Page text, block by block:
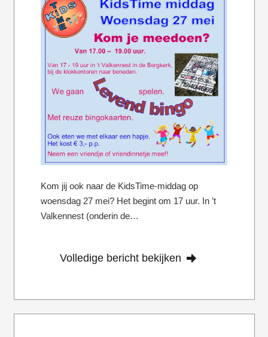
Kom jij ook naar de KidsTime-middag op
woensdag 27 mei? Het begint om 17 uur. In ’t
Valkennest (onderin de…
Volledige bericht bekijken